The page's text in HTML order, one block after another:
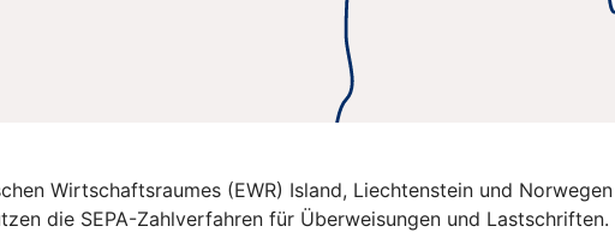
Wirtschaftsraumes (EWR) Island, Liechtenstein und Norwegen
die SEPA-Zahlverfahren für Überweisungen und Lastschriften.